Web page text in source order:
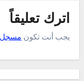
اترك تعليقاً
يجب أنت تكون مسجل